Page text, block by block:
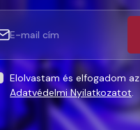
Elolvastam és elfogadom az
Adatvédelmi Nyilatkozatot.